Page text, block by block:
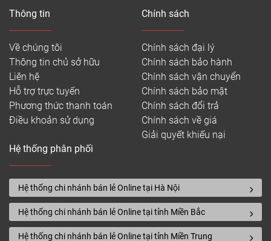
Thông tin
Về chúng tôi
Thông tin chủ sở hữu
Liên hệ
Hỗ trợ trực tuyến
Phương thức thanh toán
Điều khoản sử dụng
Chính sách
Chính sách đại lý
Chính sách bảo hành
Chính sách vận chuyển
Chính sách bảo mật
Chính sách đổi trả
Chính sách về giá
Giải quyết khiếu nại
Hệ thống phân phối
Hệ thống chi nhánh bán lẻ Online tại Hà Nội
Hệ thống chi nhánh bán lẻ Online tại tỉnh Miền Bắc
Hệ thống chi nhánh bán lẻ Online tại tỉnh Miền Trung